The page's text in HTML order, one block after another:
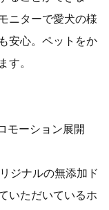
ニターで愛犬の様
安心。ペットをか
す。
モーション展開
ジナルの無添加ド
いただいているホ